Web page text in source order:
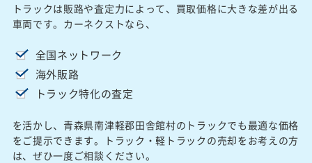
トラックは販路や査定力によって、買取価格に大きな差が出る
車両です。カーネクストなら、
全国ネットワーク
海外販路
トラック特化の査定
を活かし、青森県南津軽郡田舎館村のトラックでも最適な価格
をご提示できます。トラック・軽トラックの売却をお考えの方
は、ぜひ一度ご相談ください。